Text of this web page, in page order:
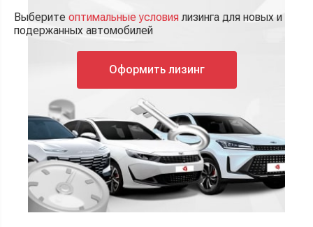
Выберите оптимальные условия лизинга для новых и
подержанных автомобилей
Оформить лизинг